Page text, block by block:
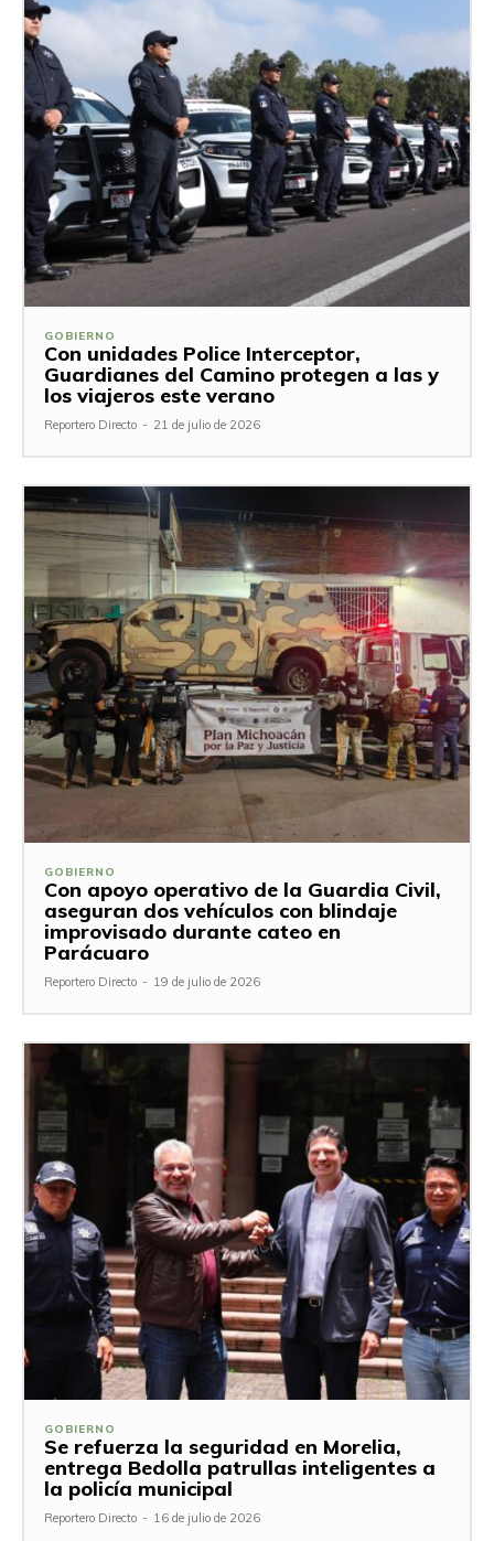
GOBIERNO
Con unidades Police Interceptor,
Guardianes del Camino protegen a las y
los viajeros este verano
Reportero Directo - 21 de julio de 2026
GOBIERNO
Con apoyo operativo de la Guardia Civil,
aseguran dos vehículos con blindaje
improvisado durante cateo en
Parácuaro
Reportero Directo - 19 de julio de 2026
GOBIERNO
Se refuerza la seguridad en Morelia,
entrega Bedolla patrullas inteligentes a
la policía municipal
Reportero Directo - 16 de julio de 2026